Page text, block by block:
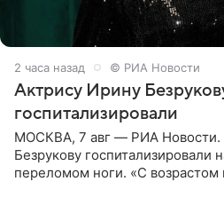
2 часа назад © РИА Новости
Актрису Ирину
госпитализировали
МОСКВА, 7 авг — РИА Новости.
Безрукову госпитализировали
переломом ноги. «С возрастом